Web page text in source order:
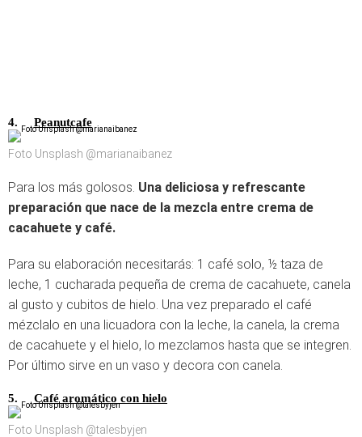
4. Peanutcafe
Foto Unsplash @marianaibanez
Para los más golosos. Una deliciosa y refrescante
preparación que nace de la mezcla entre crema de
cacahuete y café.
Para su elaboración necesitarás: 1 café solo, ½ taza de
leche, 1 cucharada pequeña de crema de cacahuete, canela
al gusto y cubitos de hielo. Una vez preparado el café
mézclalo en una licuadora con la leche, la canela, la crema
de cacahuete y el hielo, lo mezclamos hasta que se integren.
Por último sirve en un vaso y decora con canela.
5. Café aromático con hielo
Foto Unsplash @talesbyjen